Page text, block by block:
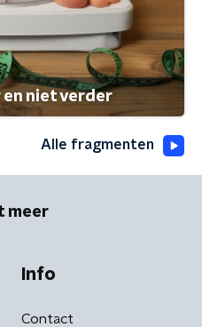
niet verder
Alle fragmenten
meer
Info
Contact